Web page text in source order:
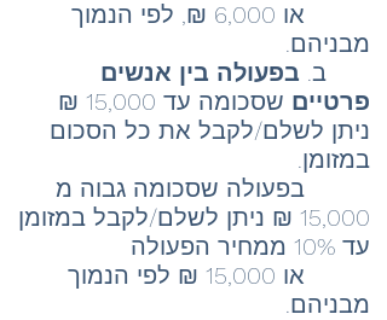
או 6,000 ₪, לפי הנמוך
מבניהם.
ב. בפעולה בין אנשים
פרטיים
שסכומה עד 15,000 ₪
ניתן לשלם/לקבל את כל הסכום
במזומן.
בפעולה שסכומה גבוה מ
15,000 ₪ ניתן לשלם/לקבל במזומן
עד 10% ממחיר הפעולה
או 15,000 ₪ לפי הנמוך
מבניהם.